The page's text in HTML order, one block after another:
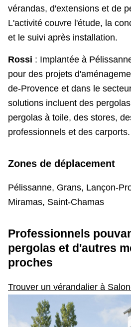
vérandas, d'extensions et de
L'activité couvre l'étude, la
et le suivi après installation.
Rossi : Implantée à
pour des projets
de-Provence et dans le
solutions incluent des
pergolas à toile, des stores,
professionnels et des carports.
Zones de déplacement
Pélissanne, Grans, Lançon-
Miramas, Saint-Chamas
Professionnels
pergolas et d'autres
proches
Trouver un vérandalier à